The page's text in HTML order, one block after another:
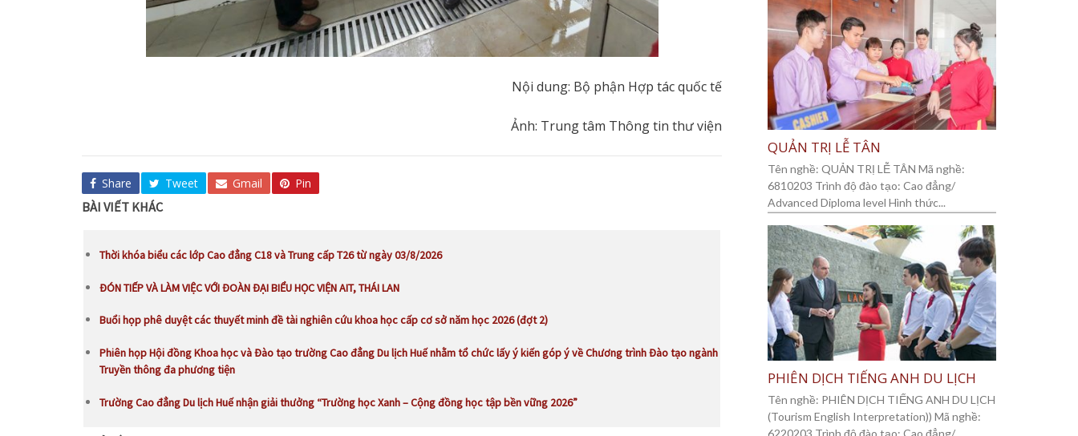
Nội dung: Bộ phận Hợp tác quốc tế
Ảnh: Trung tâm Thông tin thư viện
Share Tweet Gmail Pin
BÀI VIẾT KHÁC
Thời khóa biểu các lớp Cao đẳng C18 và Trung cấp T26 từ ngày 03/8/2026
ĐÓN TIẾP VÀ LÀM VIỆC VỚI ĐOÀN ĐẠI BIỂU HỌC VIỆN AIT, THÁI LAN
Buổi họp phê duyệt các thuyết minh đề tài nghiên cứu khoa học cấp cơ sở năm học 2026 (đợt 2)
Phiên họp Hội đồng Khoa học và Đào tạo trường Cao đẳng Du lịch Huế nhằm tổ chức lấy ý kiến góp ý về Chương trình Đào tạo ngành
Truyền thông đa phương tiện
Trường Cao đẳng Du lịch Huế nhận giải thưởng “Trường học Xanh – Cộng đồng học tập bền vững 2026”
QUẢN TRỊ LỄ TÂN
Tên nghề: QUẢN TRỊ LỄ TÂN Mã nghề:
6810203 Trình độ đào tạo: Cao đẳng/
Advanced Diploma level Hình thức...
PHIÊN DỊCH TIẾNG ANH DU LỊCH
Tên nghề: PHIÊN DỊCH TIẾNG ANH DU LỊCH
(Tourism English Interpretation)) Mã nghề: